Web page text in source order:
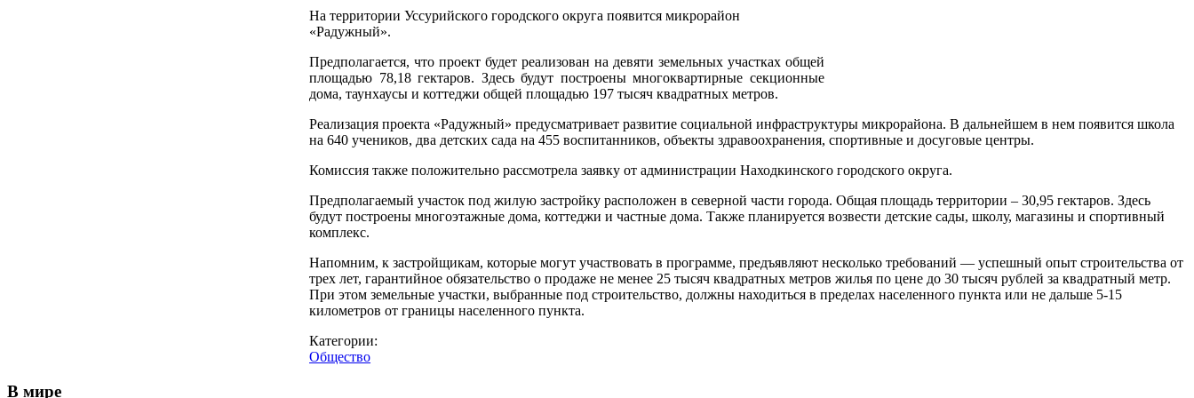
На территории Уссурийского городского округа появится микрорайон
«Радужный».
Предполагается, что проект будет реализован на девяти земельных участках общей
площадью 78,18 гектаров. Здесь будут построены многоквартирные секционные
дома, таунхаусы и коттеджи общей площадью 197 тысяч квадратных метров.
Реализация проекта «Радужный» предусматривает развитие социальной инфраструктуры микрорайона. В дальнейшем в нем появится школа
на 640 учеников, два детских сада на 455 воспитанников, объекты здравоохранения, спортивные и досуговые центры.
Комиссия также положительно рассмотрела заявку от администрации Находкинского городского округа.
Предполагаемый участок под жилую застройку расположен в северной части города. Общая площадь территории – 30,95 гектаров. Здесь
будут построены многоэтажные дома, коттеджи и частные дома. Также планируется возвести детские сады, школу, магазины и спортивный
комплекс.
Напомним, к застройщикам, которые могут участвовать в программе, предъявляют несколько требований — успешный опыт строительства от
трех лет, гарантийное обязательство о продаже не менее 25 тысяч квадратных метров жилья по цене до 30 тысяч рублей за квадратный метр.
При этом земельные участки, выбранные под строительство, должны находиться в пределах населенного пункта или не дальше 5-15
километров от границы населенного пункта.
Категории:
Общество
В мире